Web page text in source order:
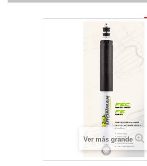
Ver más grande